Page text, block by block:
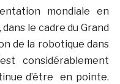
mondiale en
dans le cadre du Grand
de la robotique dans
considérablement
d’être en pointe.